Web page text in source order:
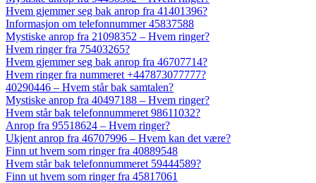
Hvem gjemmer seg bak anrop fra 41401396?
Informasjon om telefonnummer 45837588
Mystiske anrop fra 21098352 – Hvem ringer?
Hvem ringer fra 75403265?
Hvem gjemmer seg bak anrop fra 46707714?
Hvem ringer fra nummeret +447873077777?
40290446 – Hvem står bak samtalen?
Mystiske anrop fra 40497188 – Hvem ringer?
Hvem står bak telefonnummeret 98611032?
Anrop fra 95518624 – Hvem ringer?
Ukjent anrop fra 46707996 – Hvem kan det være?
Finn ut hvem som ringer fra 40889548
Hvem står bak telefonnummeret 59444589?
Finn ut hvem som ringer fra 45817061